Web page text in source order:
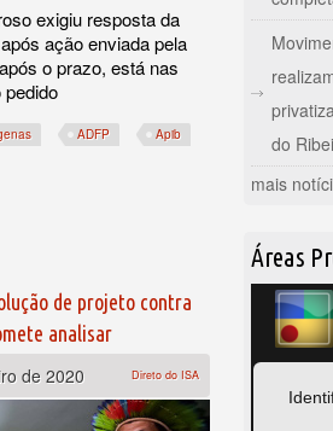
exigiu resposta da
ação enviada pela
o prazo, está nas
pedido
ADFP Apib
de projeto contra
analisar
de 2020
Direto do ISA
do
mais
Áreas